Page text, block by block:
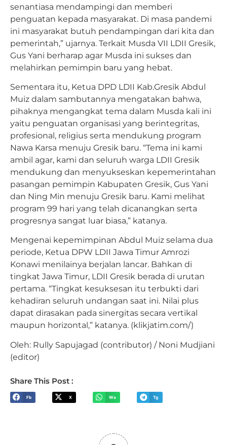
senantiasa mendampingi dan memberi
penguatan kepada masyarakat. Di masa pandemi
ini masyarakat butuh pendampingan dari kita dan
pemerintah,” ujarnya. Terkait Musda VII LDII Gresik,
Gus Yani berharap agar Musda ini sukses dan
melahirkan pemimpin baru yang hebat.
Sementara itu, Ketua DPD LDII Kab.Gresik Abdul
Muiz dalam sambutannya mengatakan bahwa,
pihaknya mengangkat tema dalam Musda kali ini
yaitu penguatan organisasi yang berintegritas,
profesional, religius serta mendukung program
Nawa Karsa menuju Gresik baru. “Tema ini kami
ambil agar, kami dan seluruh warga LDII Gresik
mendukung dan menyukseskan kepemerintahan
pasangan pemimpin Kabupaten Gresik, Gus Yani
dan Ning Min menuju Gresik baru. Kami melihat
program 99 hari yang telah dicanangkan serta
progresnya sangat luar biasa,” katanya.
Mengenai kepemimpinan Abdul Muiz selama dua
periode, Ketua DPW LDII Jawa Timur Amrozi
Konawi menilainya berjalan lancar. Bahkan di
tingkat Jawa Timur, LDII Gresik berada di urutan
pertama. “Tingkat kesuksesan itu terbukti dari
kehadiran seluruh undangan saat ini. Nilai plus
dapat dirasakan pada sinergitas secara vertikal
maupun horizontal,” katanya. (klikjatim.com/)
Oleh: Rully Sapujagad (contributor) / Noni Mudjiani
(editor)
Share This Post :
Fb X Wa Tg